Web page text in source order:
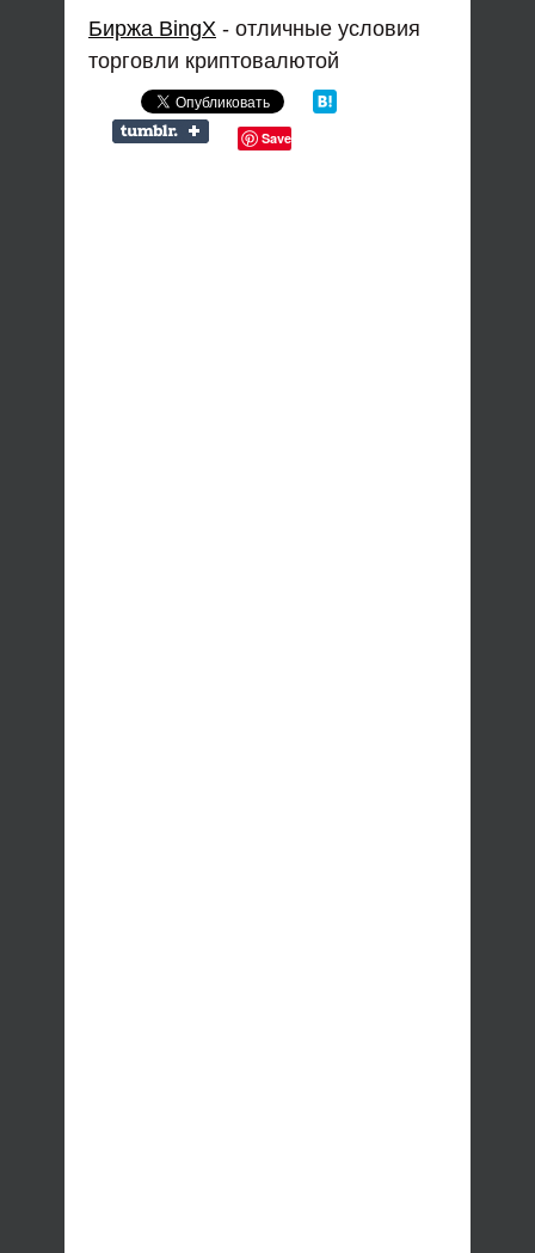
Биржа BingX - отличные условия
торговли криптовалютой
Save